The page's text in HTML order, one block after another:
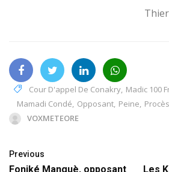
Cour D'appel De Conakry, Madic 100
Mamadi Condé, Opposant, Peine,
VOXMETEORE
Previous
Foniké Manguè, opposant Les